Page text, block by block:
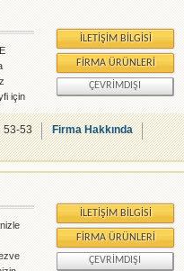
için
ile
İLETIŞIM BILGISI
FIRMA ÜRÜNLERI
ÇEVRIMDIŞI
53-53
Firma Hakkında
İLETIŞIM BILGISI
FIRMA ÜRÜNLERI
ÇEVRIMDIŞI